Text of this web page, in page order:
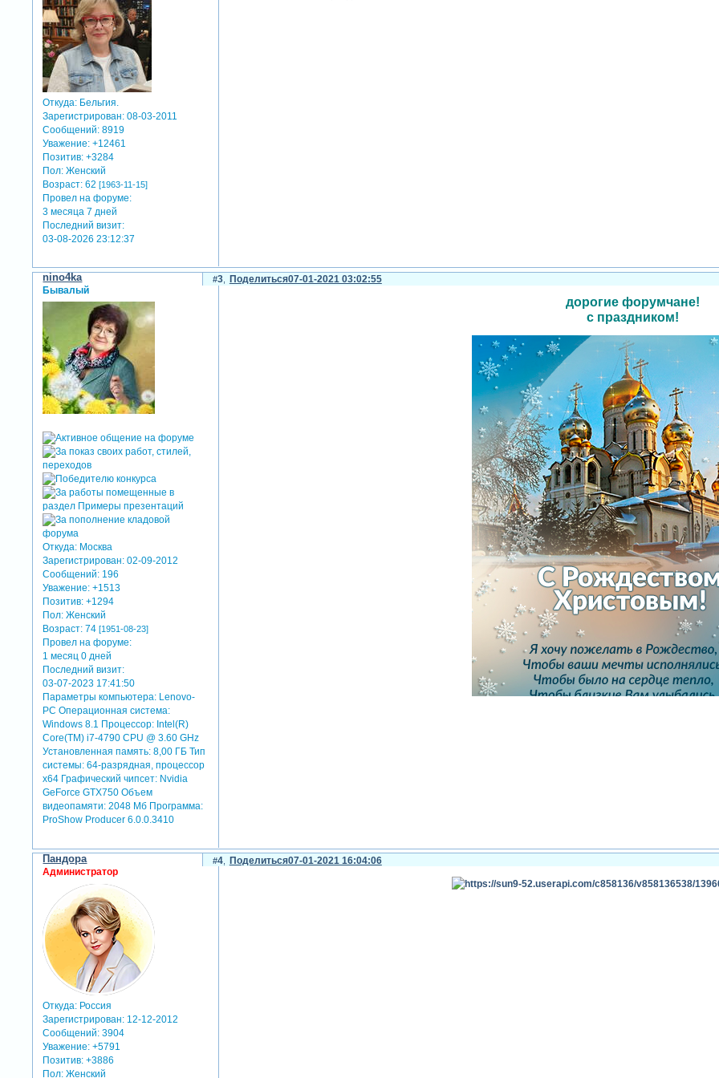
Откуда: Бельгия.
Зарегистрирован: 08-03-2011
Сообщений: 8919
Уважение: +12461
Позитив: +3284
Пол: Женский
Возраст: 62[1963-11-15]
Провел на форуме:
3 месяца 7 дней
Последний визит:
03-08-2026 23:12:37
Поделиться
3 07-01-2021 03:02:55
nino4ka
Бывалый
Откуда: Москва
Зарегистрирован: 02-09-2012
Сообщений: 196
Уважение: +1513
Позитив: +1294
Пол: Женский
Возраст: 74[1951-08-23]
Провел на форуме:
1 месяц 0 дней
Последний визит:
03-07-2023 17:41:50
Параметры компьютера: Lenovo-
PC Операционная система:
Windows 8.1 Процессор: Intel(R)
Core(TM) i7-4790 CPU @ 3.60 GHz
Установленная память: 8,00 ГБ Тип
системы: 64-разрядная, процессор
х64 Графический чипсет: Nvidia
GeForce GTX750 Объем
видеопамяти: 2048 Мб Программа:
ProShow Producer 6.0.0.3410
дорогие форумчане!
с праздником!
Поделиться
4 07-01-2021 16:04:06
Пандора
Администратор
Откуда: Россия
Зарегистрирован: 12-12-2012
Сообщений: 3904
Уважение: +5791
Позитив: +3886
Пол: Женский